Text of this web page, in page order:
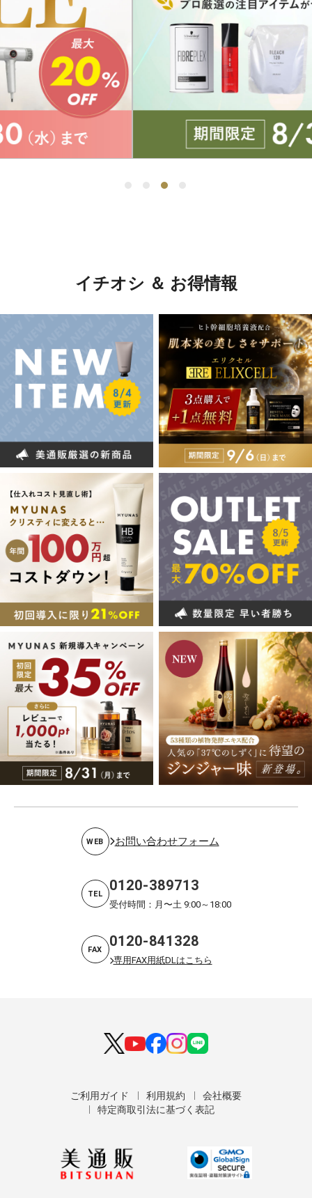
イチオシ ＆ お得情報
WEB お問い合わせフォーム
TEL 0120-389713
受付時間：月〜土 9:00～18:00
FAX 0120-841328
専用FAX用紙DLはこちら
ご利用ガイド 利用規約
会社概要
特定商取引法に基づく表記